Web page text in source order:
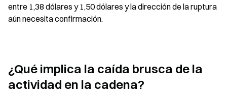
entre 1,38 dólares y 1,50 dólares y la dirección de la ruptura
aún necesita confirmación.
¿Qué implica la caída brusca de la
actividad en la cadena?